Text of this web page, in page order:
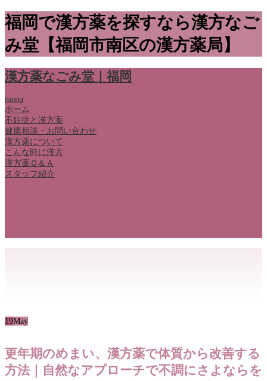
福岡で漢方薬を探すなら漢方なご
み堂【福岡市南区の漢方薬局】
漢方薬なごみ堂｜福岡
menu
ホーム
不妊症と漢方薬
健康相談・お問い合わせ
漢方薬について
こんな時に漢方
漢方薬Ｑ＆Ａ
スタッフ紹介
19May
更年期のめまい、漢方薬で体質から改善する
方法｜自然なアプローチで不調にさよならを